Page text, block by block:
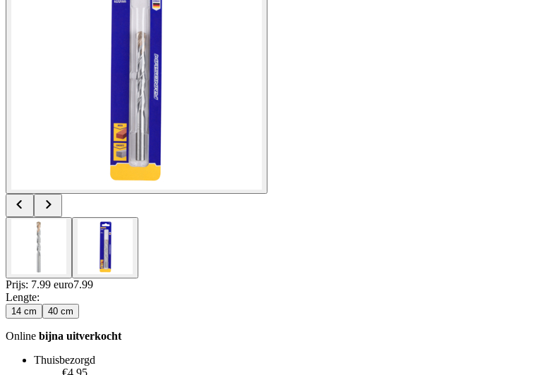
Prijs: 7.99 euro7.99
Lengte:
14 cm 40 cm
Online bijna uitverkocht
Thuisbezorgd
€4.95